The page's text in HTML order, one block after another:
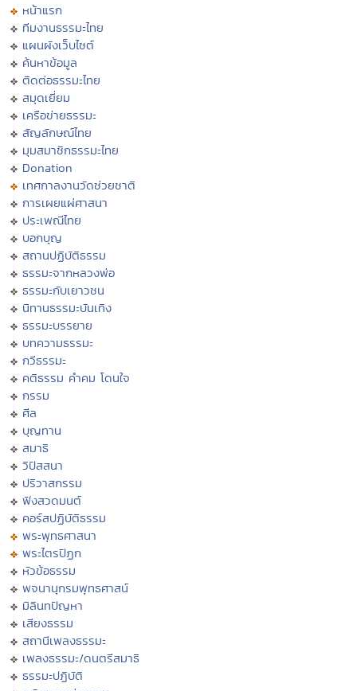
หน้าแรก
ทีมงานธรรมะไทย
แผนผังเว็บไซต์
ค้นหาข้อมูล
ติดต่อธรรมะไทย
สมุดเยี่ยม
เครือข่ายธรรมะ
สัญลักษณ์ไทย
มุมสมาชิกธรรมะไทย
Donation
เทศกาลงานวัดช่วยชาติ
การเผยแผ่ศาสนา
ประเพณีไทย
บอกบุญ
สถานปฏิบัติธรรม
ธรรมะจากหลวงพ่อ
ธรรมะกับเยาวชน
นิทานธรรมะบันเทิง
ธรรมะบรรยาย
บทความธรรมะ
กวีธรรมะ
คติธรรม คำคม โดนใจ
กรรม
ศีล
บุญทาน
สมาธิ
วิปัสสนา
ปริวาสกรรม
ฟังสวดมนต์
คอร์สปฏิบัติธรรม
พระพุทธศาสนา
พระไตรปิฏก
หัวข้อธรรม
พจนานุกรมพุทธศาสน์
มิลินทปัญหา
เสียงธรรม
สถานีเพลงธรรมะ
เพลงธรรมะ/ดนตรีสมาธิ
ธรรมะปฏิบัติ